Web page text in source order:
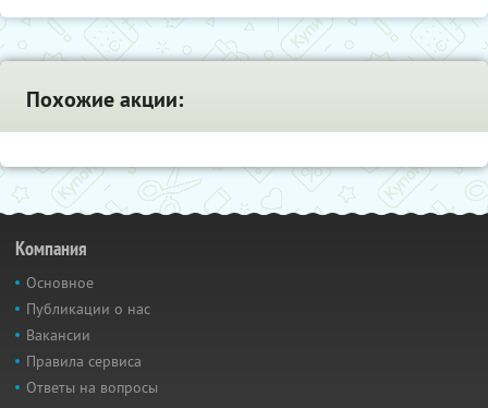
Похожие акции:
Компания
Основное
Публикации о нас
Вакансии
Правила сервиса
Ответы на вопросы